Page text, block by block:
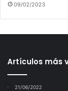
09/02/2023
Artículos más
21/06/2022